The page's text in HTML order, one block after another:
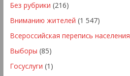
Без рубрики (216)
Вниманию жителей (1 547)
Всероссийская перепись населения
Выборы (85)
Госуслуги (1)